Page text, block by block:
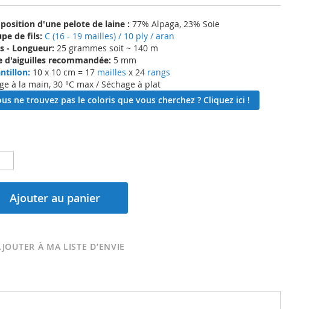
d'une pelote de laine : 77% Alpaga, 23% Soie
de fils: C (16 - 19 mailles) / 10 ply / aran
- Longueur: 25 grammes soit ~ 140 m
d'aiguilles recommandée: 5 mm
10 x 10 cm = 17 mailles x 24 rangs
à la main, 30 °C max / Séchage à plat
ne trouvez pas le coloris que vous cherchez ? Cliquez ici !
Ajouter au panier
À MA LISTE D’ENVIE